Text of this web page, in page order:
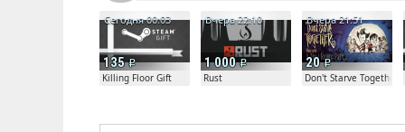
135
Сегодня 00:03
Killing Floor Gift
1 000
Вчера 22:10
Rust
20
Вчера 21:51
Don't Starve Together